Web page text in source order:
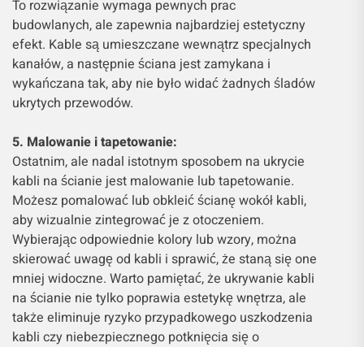
To rozwiązanie wymaga pewnych prac
budowlanych, ale zapewnia najbardziej estetyczny
efekt. Kable są umieszczane wewnątrz specjalnych
kanałów, a następnie ściana jest zamykana i
wykańczana tak, aby nie było widać żadnych śladów
ukrytych przewodów.
5. Malowanie i tapetowanie:
Ostatnim, ale nadal istotnym sposobem na ukrycie
kabli na ścianie jest malowanie lub tapetowanie.
Możesz pomalować lub obkleić ścianę wokół kabli,
aby wizualnie zintegrować je z otoczeniem.
Wybierając odpowiednie kolory lub wzory, można
skierować uwagę od kabli i sprawić, że staną się one
mniej widoczne. Warto pamiętać, że ukrywanie kabli
na ścianie nie tylko poprawia estetykę wnętrza, ale
także eliminuje ryzyko przypadkowego uszkodzenia
kabli czy niebezpiecznego potknięcia się o